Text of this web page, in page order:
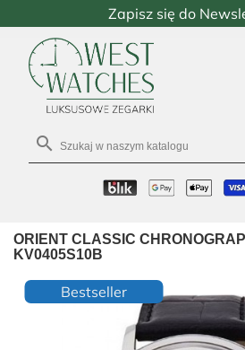

Zapisz się do
ORIENT CLASSIC
KV0405S10B
Bestseller